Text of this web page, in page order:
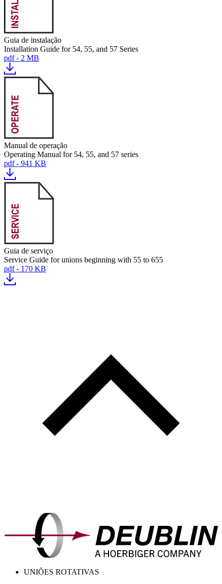
Guia de instalação
Installation Guide for 54, 55, and 57 Series
pdf - 2 MB
Manual de operação
Operating Manual for 54, 55, and 57 series
pdf - 941 KB
Guia de serviço
Service Guide for unions beginning with 55 to 655
pdf - 170 KB
UNIÕES ROTATIVAS